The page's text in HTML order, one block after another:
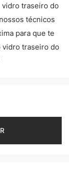
vidro traseiro do
técnicos
para que te
vidro traseiro do